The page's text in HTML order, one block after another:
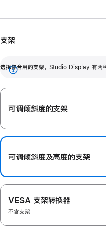
调节范围。
支架
选择你合用的支架。 Studio Display 有两种
展
开
可调倾斜度的支架
可调倾斜度及高‍度的支‍架
VESA 支架转换器
不含支架